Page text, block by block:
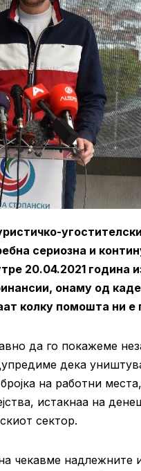
сериозна и
20.04.2021 година
онаму од
колку помошта ни е
да го покажеме
дека
на работни
, истакнаа на
сектор.
чекавме надлежните